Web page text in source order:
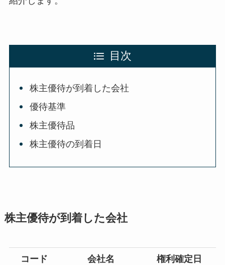
目次
株主優待が到着した会社
優待基準
株主優待品
株主優待の到着日
株主優待が到着した会社
コード 会社名 権利確定日